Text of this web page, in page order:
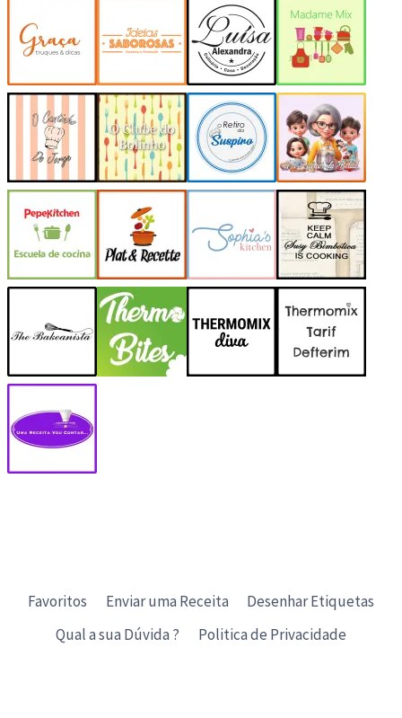
Favoritos Enviar uma Receita
Desenhar Etiquetas
Qual a sua Dúvida ?
Politica de Privacidade